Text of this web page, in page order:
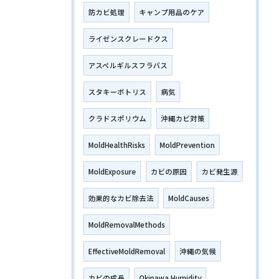
防カビ処理 キャンプ用品のケア
ライゼンスクレードクス
アスペルギルスフラバス
スタキーボトリス 病気
クラドスポリウム 沖縄カビ対策
MoldHealthRisks MoldPrevention
MoldExposure カビの原因 カビ発生源
効果的なカビ除去法 MoldCauses
MoldRemovalMethods
EffectiveMoldRemoval 沖縄の気候